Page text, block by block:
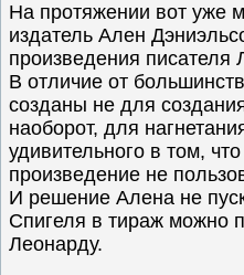
На протяжении вот уже
издатель Ален
произведения писателя
В отличие от
созданы не для
наоборот, для
удивительного в том,
произведение не
И решение Алена не
Спигеля в тираж можно
Леонарду.